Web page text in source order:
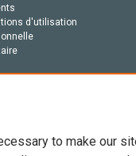
d'utilisation
to make our